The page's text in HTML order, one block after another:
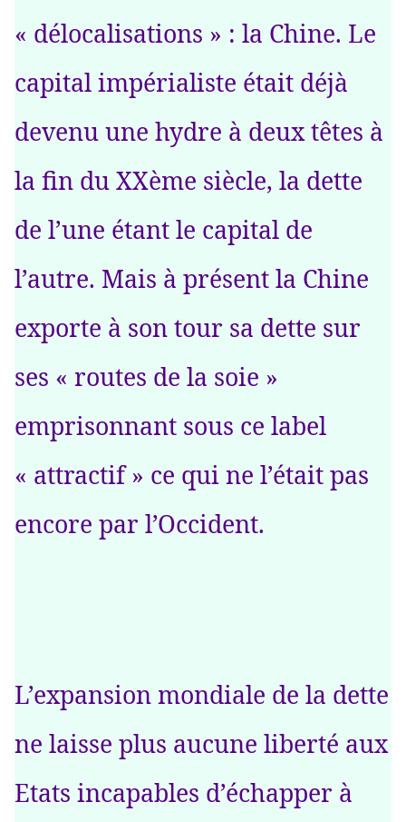
« délocalisations » : la Chine. Le
capital impérialiste était déjà
devenu une hydre à deux têtes à
la fin du XXème siècle, la dette
de l’une étant le capital de
l’autre. Mais à présent la Chine
exporte à son tour sa dette sur
ses « routes de la soie »
emprisonnant sous ce label
« attractif » ce qui ne l’était pas
encore par l’Occident.
L’expansion mondiale de la dette
ne laisse plus aucune liberté aux
Etats incapables d’échapper à